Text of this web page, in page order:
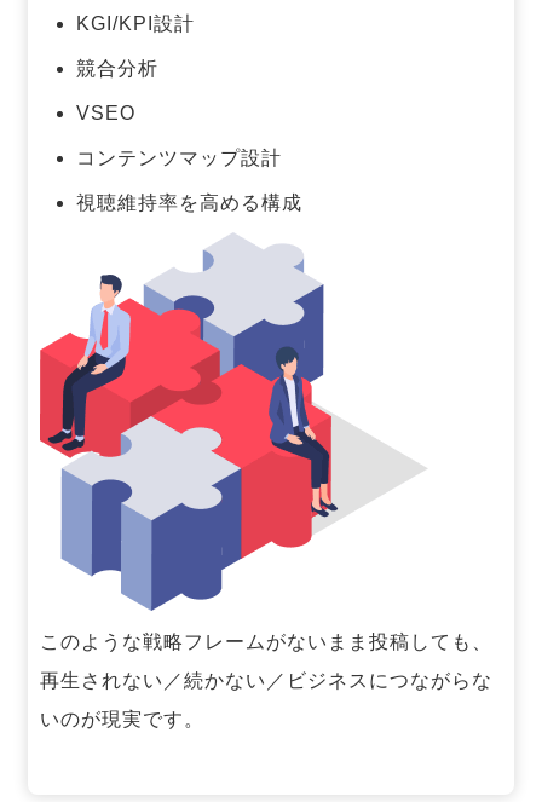
KGI/KPI設計
競合分析
VSEO
コンテンツマップ設計
視聴維持率を高める構成
このような戦略フレームがないまま投稿しても、
再生されない／続かない／ビジネスにつながらな
いのが現実です。